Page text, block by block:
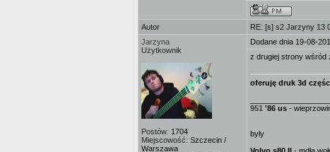
Autor
RE: [s] s2 Jarzyny 13
Jarzyna
Użytkownik
Postów: 1704
Miejscowość: Szczecin /
Warszawa
Dodane dnia 19-08-
z drugiej strony wśród
oferuję druk 3d
951 '86 us -
były